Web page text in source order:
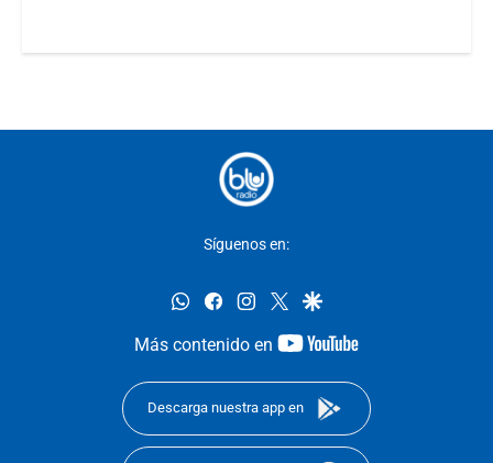
Síguenos en:
whatsappfacebookinstagram
twittergoogle
Más contenido en
youtube-
Descarga nuestra app en